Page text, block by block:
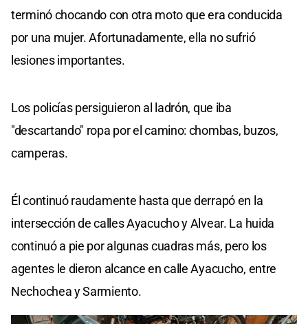
terminó chocando con otra moto que era conducida
por una mujer. Afortunadamente, ella no sufrió
lesiones importantes.
Los policías persiguieron al ladrón, que iba
"descartando" ropa por el camino: chombas, buzos,
camperas.
Él continuó raudamente hasta que derrapó en la
intersección de calles Ayacucho y Alvear. La huida
continuó a pie por algunas cuadras más, pero los
agentes le dieron alcance en calle Ayacucho, entre
Nechochea y Sarmiento.